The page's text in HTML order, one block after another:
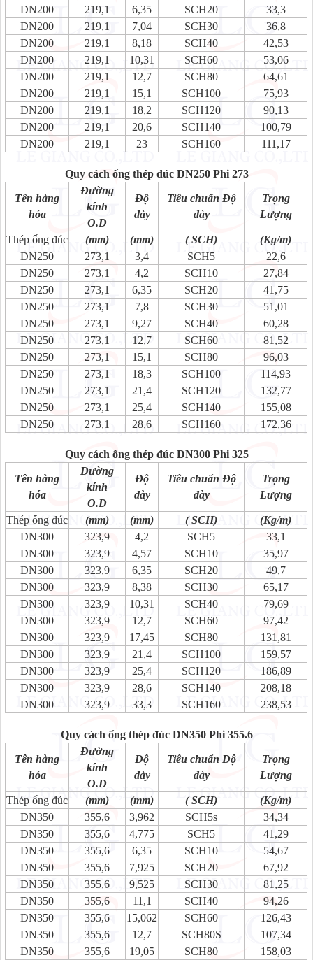
DN200
219,1 6,35 SCH20
33,3
DN200
219,1 7,04 SCH30
36,8
DN200
219,1 8,18 SCH40
42,53
DN200
219,1 10,31 SCH60
53,06
DN200
219,1 12,7 SCH80
64,61
DN200
219,1 15,1 SCH100
75,93
DN200
219,1 18,2 SCH120
90,13
DN200
219,1 20,6 SCH140
100,79
DN200
219,1 23 SCH160 111,17
Quy cách ống thép đúc DN250 Phi 273
Tên hàng
hóa
Đường
kính
O.D
Độ
dày
Tiêu chuẩn Độ
dày
Trọng
Lượng
Thép ống đúc (mm) (mm) ( SCH)
(Kg/m)
DN250
273,1 3,4 SCH5
22,6
DN250
273,1 4,2 SCH10
27,84
DN250
273,1 6,35 SCH20
41,75
DN250
273,1 7,8 SCH30
51,01
DN250
273,1 9,27 SCH40
60,28
DN250
273,1 12,7 SCH60
81,52
DN250
273,1 15,1 SCH80
96,03
DN250
273,1 18,3 SCH100
114,93
DN250
273,1 21,4 SCH120
132,77
DN250
273,1 25,4 SCH140
155,08
DN250
273,1 28,6 SCH160 172,36
Quy cách ống thép đúc DN300 Phi 325
Tên hàng
hóa
Đường
kính
O.D
Độ
dày
Tiêu chuẩn Độ
dày
Trọng
Lượng
Thép ống đúc (mm) (mm) ( SCH)
(Kg/m)
DN300
323,9 4,2 SCH5
33,1
DN300
323,9 4,57 SCH10
35,97
DN300
323,9 6,35 SCH20
49,7
DN300
323,9 8,38 SCH30
65,17
DN300
323,9 10,31 SCH40
79,69
DN300
323,9 12,7 SCH60
97,42
DN300
323,9 17,45 SCH80
131,81
DN300
323,9 21,4 SCH100
159,57
DN300
323,9 25,4 SCH120
186,89
DN300
323,9 28,6 SCH140
208,18
DN300
323,9 33,3 SCH160 238,53
Quy cách ống thép đúc DN350 Phi 355.6
Tên hàng
hóa
Đường
kính
O.D
Độ
dày
Tiêu chuẩn Độ
dày
Trọng
Lượng
Thép ống đúc (mm) (mm) ( SCH)
(Kg/m)
DN350
355,6 3,962 SCH5s
34,34
DN350
355,6 4,775 SCH5
41,29
DN350
355,6 6,35 SCH10
54,67
DN350
355,6 7,925 SCH20
67,92
DN350
355,6 9,525 SCH30
81,25
DN350
355,6 11,1 SCH40
94,26
DN350
355,6 15,062 SCH60
126,43
DN350
355,6 12,7 SCH80S
107,34
DN350
355,6 19,05 SCH80 158,03